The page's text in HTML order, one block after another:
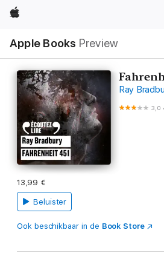
Apple
Apple Books Preview
lokaal
navigatiemenu
Ray
3,0
13,99 €
Beluister
Ook beschikbaar in de Book Store